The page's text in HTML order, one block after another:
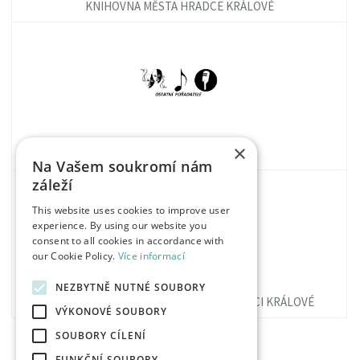
KNIHOVNA MĚSTA HRADCE KRÁLOVÉ
OSTATNÍ POŘADATELÉ
STUDIJNÍ A VĚDECKÁ KNIHOVNA V HRADCI KRÁLOVÉ
×
Na Vašem soukromí nám
záleží
This website uses cookies to improve user
experience. By using our website you
consent to all cookies in accordance with
our Cookie Policy. Více informací
NEZBYTNĚ NUTNÉ SOUBORY
VÝKONOVÉ SOUBORY
SOUBORY CÍLENÍ